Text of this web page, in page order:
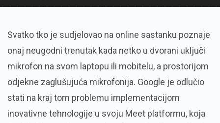
Svatko tko je sudjelovao na online sastanku poznaje
onaj neugodni trenutak kada netko u dvorani uključi
mikrofon na svom laptopu ili mobitelu, a prostorijom
odjekne zaglušujuća mikrofonija. Google je odlučio
stati na kraj tom problemu implementacijom
inovativne tehnologije u svoju Meet platformu, koja